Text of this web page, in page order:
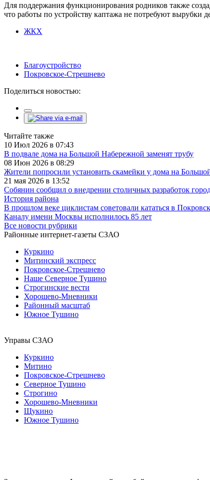
Для поддержания функционирования родников также
что работы по устройству каптажа не потребуют вырубки
ЖКХ
Благоустройство
Покровское-Стрешнево
Поделиться новостью:
Читайте также
10 Июл 2026 в 07:43
В подвале дома на Большой Набережной заменят трубу
08 Июн 2026 в 08:29
Жители попросили установить скамейки у дома на
21 мая 2026 в 13:52
Собянин сообщил о внедрении столичных разработок
История района
В прошлом веке циклистам советовали кататься в
Каналу имени Москвы исполнилось 85 лет
Все новости рубрики
Районные интернет-газеты СЗАО
Куркино
Митинский экспресс
Покровское-Стрешнево
Наше Северное Тушино
Строгинские вести
Хорошево-Мневники
Районный масштаб
Южное Тушино
Управы СЗАО
Куркино
Митино
Покровское-Стрешнево
Северное Тушино
Строгино
Хорошево-Мневники
Щукино
Южное Тушино